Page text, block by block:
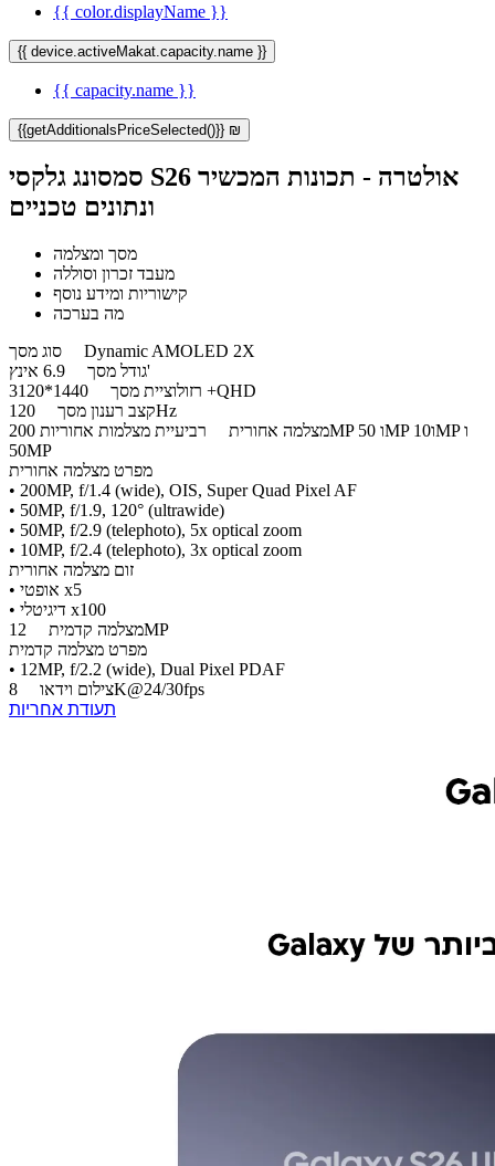
{{ color.displayName }}
{{ device.activeMakat.capacity.name }}
{{ capacity.name }}
{{getAdditionalsPriceSelected()}} ₪
סמסונג גלקסי S26 אולטרה - תכונות המכשיר
ונתונים טכניים
מסך ומצלמה
מעבד זכרון וסוללה
קישוריות ומידע נוסף
מה בערכה
סוג מסך Dynamic AMOLED 2X
גודל מסך6.9 אינץ'
רזולוציית מסך 1440*3120 +QHD
קצב רענון מסך120Hz
מצלמה אחורית
רביעיית מצלמות אחוריות 200MP ו 50MP ו10MP ו
50MP
מפרט מצלמה אחורית
• 200MP, f/1.4 (wide), OIS, Super Quad Pixel AF
• 50MP, f/1.9, 120° (ultrawide)
• 50MP, f/2.9 (telephoto), 5x optical zoom
• 10MP, f/2.4 (telephoto), 3x optical zoom
זום מצלמה אחורית
• אופטי x5
• דיגיטלי x100
מצלמה קדמית12MP
מפרט מצלמה קדמית
• 12MP, f/2.2 (wide), Dual Pixel PDAF
צילום וידאו8K@24/30fps
תעודת אחריות